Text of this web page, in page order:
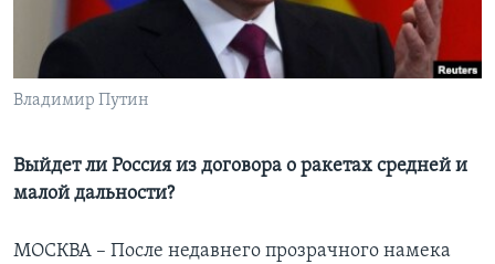
Learning English
СОЦИАЛЬНЫЕ СЕТИ
Языки
Владимир Путин
Выйдет ли Россия из договора о ракетах средней и
малой дальности?
МОСКВА – После недавнего прозрачного намека